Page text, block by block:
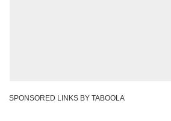
SPONSORED LINKS BY TABOOLA